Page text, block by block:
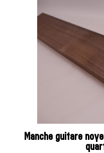
Manche guitare